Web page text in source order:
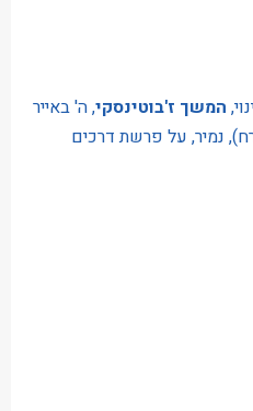
המשך ז'בוטינסקי, ה' באייר
נמיר, על פרשת דרכים